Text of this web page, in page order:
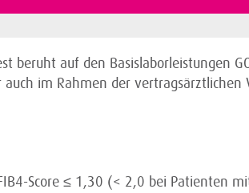
beruht auf den Basislaborleistungen
auch im Rahmen der vertragsärztlichen
Score ≤ 1,30 (< 2,0 bei Patienten